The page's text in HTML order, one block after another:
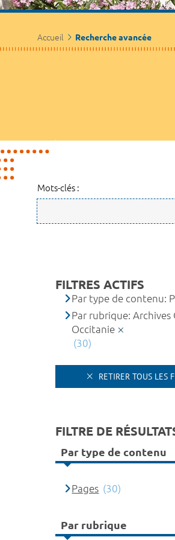
Accueil Recherche avancée
Mots-clés :
FILTRES ACTIFS
Par type de contenu:
Par rubrique: Archives
Occitanie
(30)
RETIRER TOUS LES
FILTRE DE
Par type de contenu
Pages (30)
Par rubrique